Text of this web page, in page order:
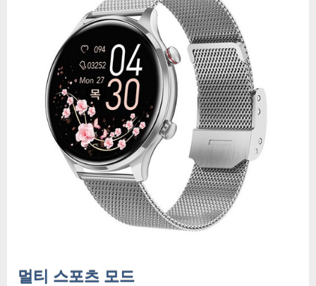
워
치
멀
티
스
포
츠
모
드
날
씨
음
악
스
멀티 스포츠 모드